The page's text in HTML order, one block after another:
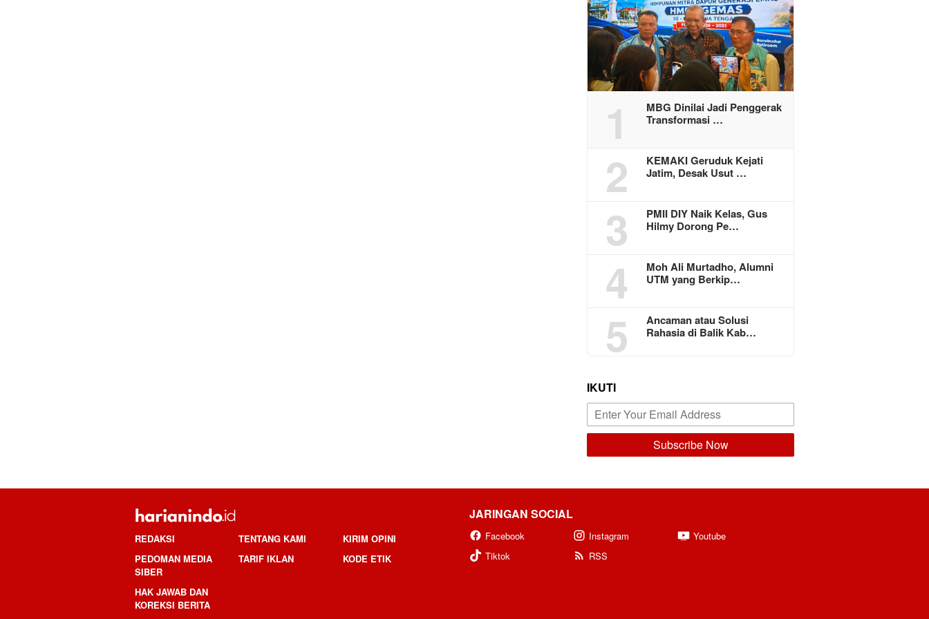
1
MBG Dinilai Jadi Penggerak
Transformasi …
2
KEMAKI Geruduk Kejati
Jatim, Desak Usut …
3
PMII DIY Naik Kelas, Gus
Hilmy Dorong Pe…
4
Moh Ali Murtadho, Alumni
UTM yang Berkip…
5
Ancaman atau Solusi
Rahasia di Balik Kab…
IKUTI
REDAKSI TENTANG KAMI
KIRIM OPINI
PEDOMAN MEDIA
SIBER
TARIF IKLAN KODE ETIK
HAK JAWAB DAN
KOREKSI BERITA
JARINGAN SOCIAL
Facebook Instagram
Youtube
Tiktok
RSS